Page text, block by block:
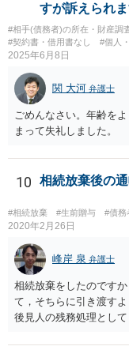
すが訴えられ
#相手(債務者)の所在・財産調
#契約書・借用書なし
#個人
2025年6月8日
関 大河 弁護士
ごめんなさい。年齢を
まって失礼しました。
10 相続放棄後の
#相続放棄 #生前贈与 #債務
2020年2月26日
峰岸 泉 弁護士
相続放棄をしたのです
て，そちらに引き渡す
後見人の残務処理とし